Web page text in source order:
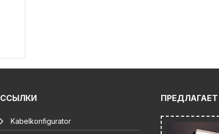
ССЫЛКИ
Kabelkonfigurator
ПРЕДЛАГАЕТ